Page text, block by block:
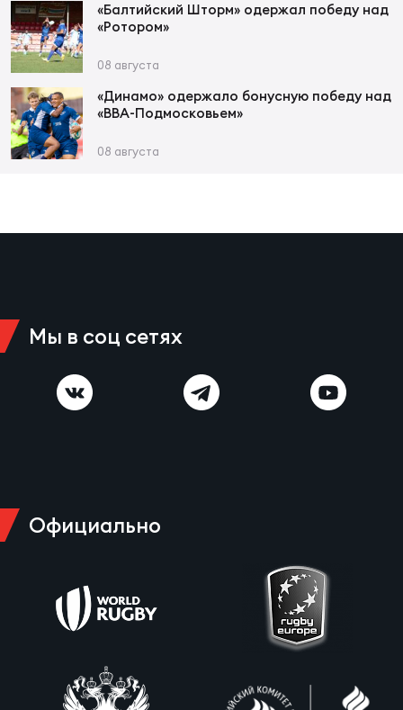
«Балтийский Шторм» одержал победу над
«Ротором»
08 августа
«Динамо» одержало бонусную победу над
«ВВА-Подмосковьем»
08 августа
Мы в соц сетях
Официально